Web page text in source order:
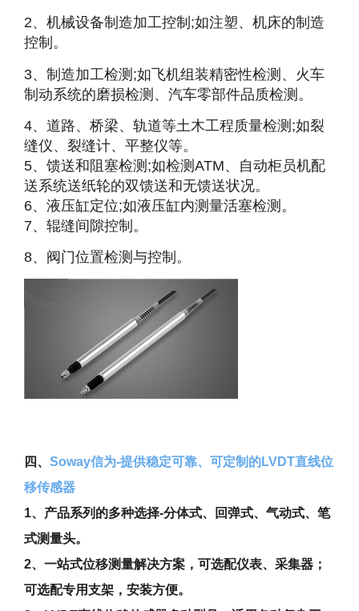
2、机械设备制造加工控制;如注塑、机床的制造
控制。
3、制造加工检测;如飞机组装精密性检测、火车
制动系统的磨损检测、汽车零部件品质检测。
4、道路、桥梁、轨道等土木工程质量检测;如裂
缝仪、裂缝计、平整仪等。
5、馈送和阻塞检测;如检测ATM、自动柜员机配
送系统送纸轮的双馈送和无馈送状况。
6、液压缸定位;如液压缸内测量活塞检测。
7、辊缝间隙控制。
8、阀门位置检测与控制。
四、 Soway信为-提供稳定可靠、可定制的LVDT直线位
移传感器
1、产品系列的多种选择-分体式、回弹式、气动式、笔
式测量头。
2、一站式位移测量解决方案，可选配仪表、采集器；
可选配专用支架，安装方便。